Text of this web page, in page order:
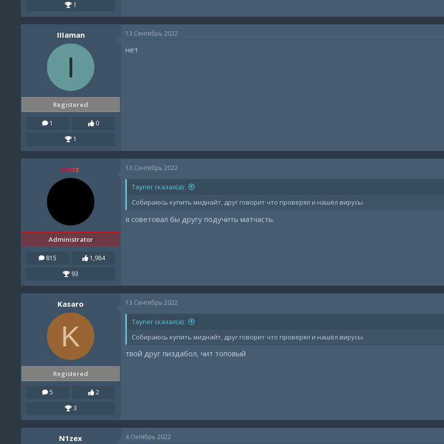
1
IIIaman
I
Registered
1
0
1
13 Сентябрь 2022
нет
root
Administrator
815
1,984
93
13 Сентябрь 2022
Tayner сказал(а):
Собираюсь купить миднайт, друг говорит что проверял и нашёл вирусы.
я советовал бы другу подучить матчасть.
Kasaro
K
Registered
5
2
3
13 Сентябрь 2022
Tayner сказал(а):
Собираюсь купить миднайт, друг говорит что проверял и нашёл вирусы.
твой друг пиздабол, чит топовый
N1zеx 4 Октябрь 2022